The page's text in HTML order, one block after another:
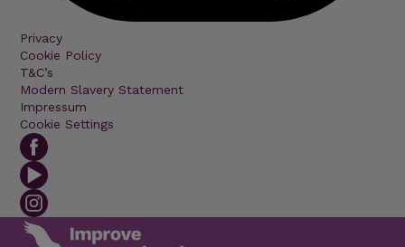
Privacy
Cookie Policy
T&C’s
Modern Slavery Statement
Impressum
Cookie Settings